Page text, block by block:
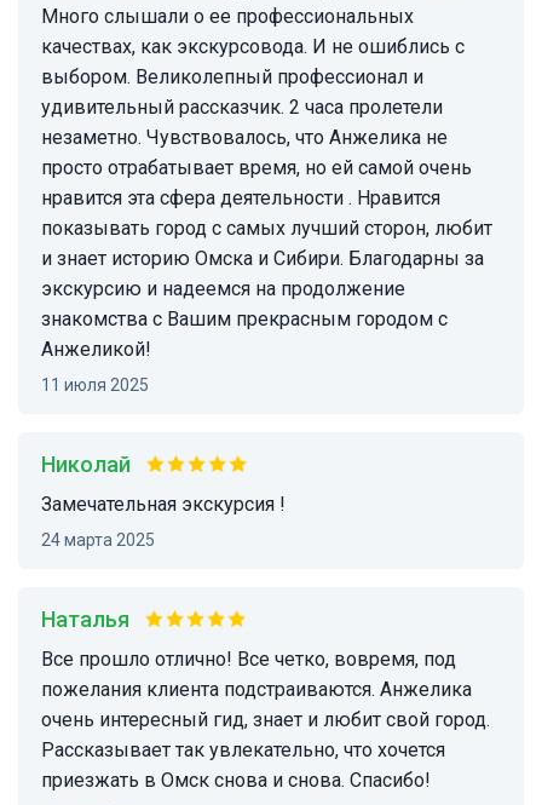
Много слышали о ее профессиональных
качествах, как экскурсовода. И не ошиблись с
выбором. Великолепный профессионал и
удивительный рассказчик. 2 часа пролетели
незаметно. Чувствовалось, что Анжелика не
просто отрабатывает время, но ей самой очень
нравится эта сфера деятельности . Нравится
показывать город с самых лучший сторон, любит
и знает историю Омска и Сибири. Благодарны за
экскурсию и надеемся на продолжение
знакомства с Вашим прекрасным городом с
Анжеликой!
11 июля 2025
Николай
Замечательная экскурсия !
24 марта 2025
Наталья
Все прошло отлично! Все четко, вовремя, под
пожелания клиента подстраиваются. Анжелика
очень интересный гид, знает и любит свой город.
Рассказывает так увлекательно, что хочется
приезжать в Омск снова и снова. Спасибо!